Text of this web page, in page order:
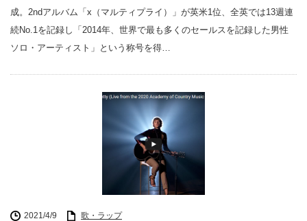
成。2ndアルバム「x（マルティプライ）」が英米1位、全英では13週連
続No.1を記録し「2014年、世界で最も多くのセールスを記録した男性
ソロ・アーティスト」という称号を得…
2021/4/9 歌・ラップ